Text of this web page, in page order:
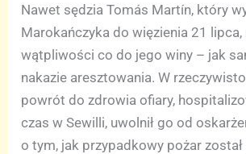
Nawet sędzia Tomás Martín, który
Marokańczyka do więzienia 21 lipca,
wątpliwości co do jego winy – jak
nakazie aresztowania. W
powrót do zdrowia ofiary,
czas w Sewilli, uwolnił go od
o tym, jak przypadkowy pożar